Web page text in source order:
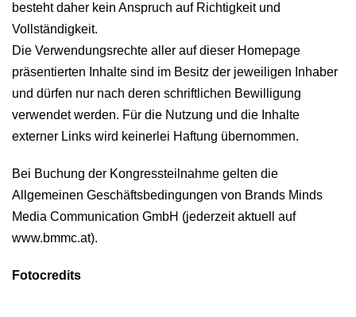
besteht daher kein Anspruch auf Richtigkeit und
Vollständigkeit.
Die Verwendungsrechte aller auf dieser Homepage
präsentierten Inhalte sind im Besitz der jeweiligen Inhaber
und dürfen nur nach deren schriftlichen Bewilligung
verwendet werden. Für die Nutzung und die Inhalte
externer Links wird keinerlei Haftung übernommen.
Bei Buchung der Kongressteilnahme gelten die
Allgemeinen Geschäftsbedingungen von Brands Minds
Media Communication GmbH (jederzeit aktuell auf
www.bmmc.at).
Fotocredits